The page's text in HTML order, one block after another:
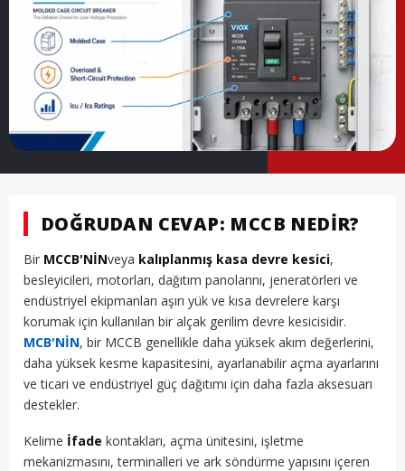
DOĞRUDAN CEVAP: MCCB NEDIR?
Bir MCCB'NİNveya kalıplanmış kasa devre kesici,
besleyicileri, motorları, dağıtım panolarını, jeneratörleri ve
endüstriyel ekipmanları aşırı yük ve kısa devrelere karşı
korumak için kullanılan bir alçak gerilim devre kesicisidir.
MCB'NİN, bir MCCB genellikle daha yüksek akım değerlerini,
daha yüksek kesme kapasitesini, ayarlanabilir açma ayarlarını
ve ticari ve endüstriyel güç dağıtımı için daha fazla aksesuarı
destekler.
Kelime İfade kontakları, açma ünitesini, işletme
mekanizmasını, terminalleri ve ark söndürme yapısını içeren